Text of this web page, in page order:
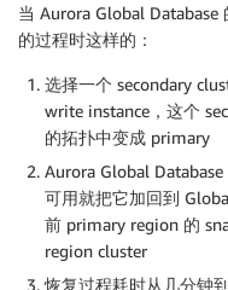
当 Aurora Global
的过程时这样的：
选择一个 secondary
write instance，这个
的拓扑中变成 primary
Aurora Global
可用就把它加回到
前 primary region 的
region cluster
恢复过程耗时从几分钟